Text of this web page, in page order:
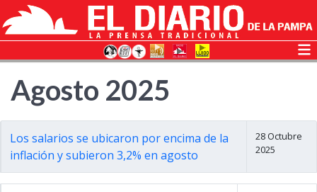
Agosto 2025
Los salarios se ubicaron por encima de la
inflación y subieron 3,2% en agosto
28 Octubre
2025